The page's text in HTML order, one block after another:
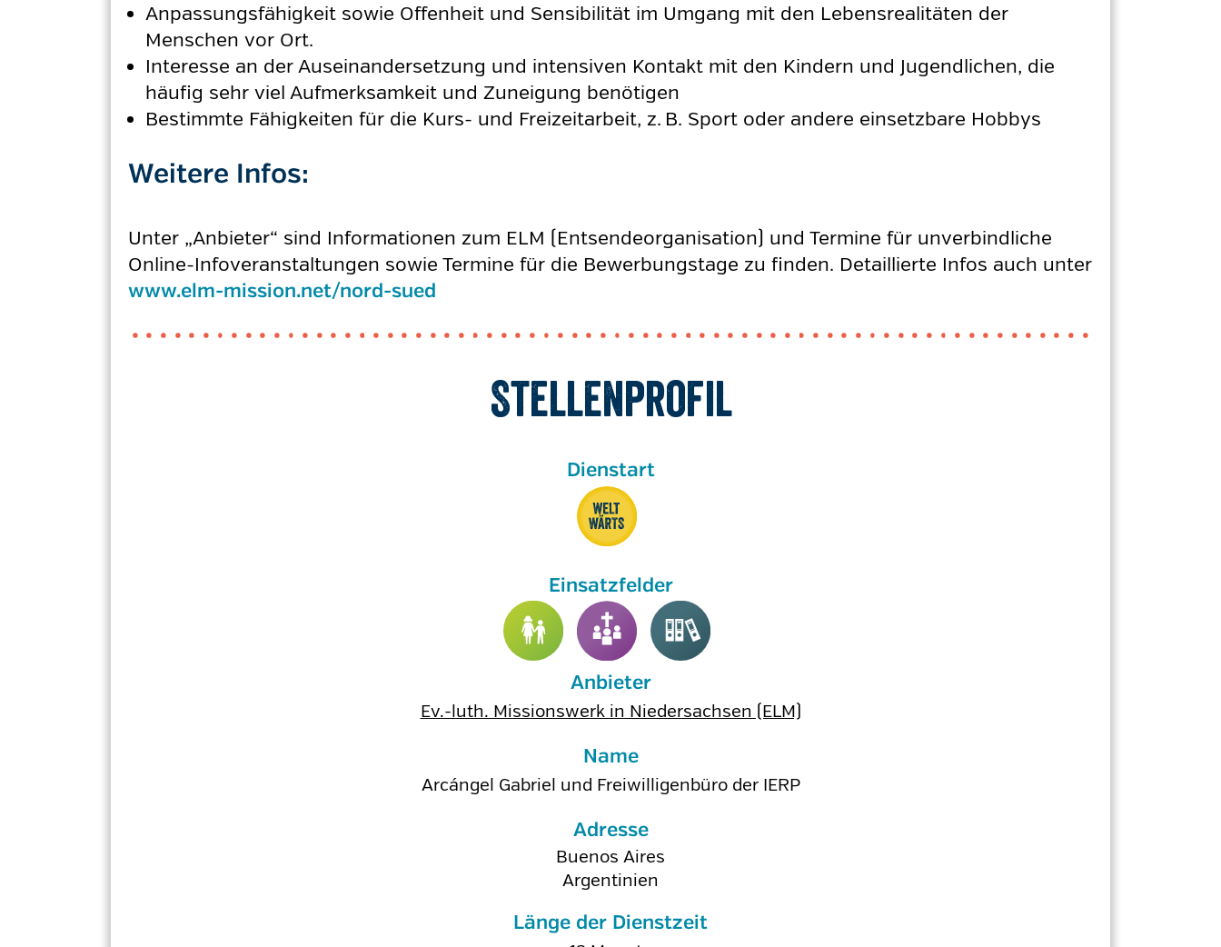
Anpassungsfähigkeit sowie Offenheit und Sensibilität im Umgang mit den Lebensrealitäten der
Menschen vor Ort.
Interesse an der Auseinandersetzung und intensiven Kontakt mit den Kindern und Jugendlichen, die
häufig sehr viel Aufmerksamkeit und Zuneigung benötigen
Bestimmte Fähigkeiten für die Kurs- und Freizeitarbeit, z. B. Sport oder andere einsetzbare Hobbys
Weitere Infos:
Unter „Anbieter“ sind Informationen zum ELM (Entsendeorganisation) und Termine für unverbindliche
Online-Infoveranstaltungen sowie Termine für die Bewerbungstage zu finden. Detaillierte Infos auch unter
www.elm-mission.net/nord-sued
Stellenprofil
Anbieter
Ev.-luth. Missionswerk in Niedersachsen (ELM)
Name
Arcángel Gabriel und Freiwilligenbüro der IERP
Adresse
Buenos Aires
Argentinien
Länge der Dienstzeit